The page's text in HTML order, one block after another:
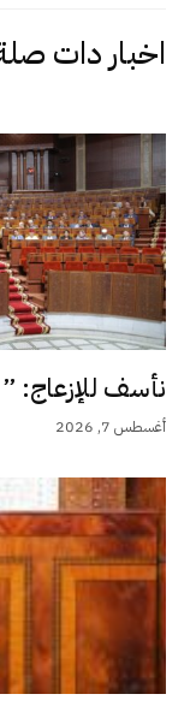
اخبار دات
نأسف للإزعاج:
أغسطس 7, 2026